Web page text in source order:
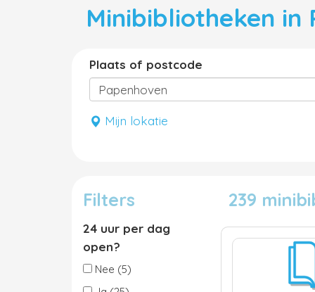
Minibibliotheken in
Plaats of postcode
Mijn lokatie
Filters
24 uur per dag
open?
Nee (5)
239